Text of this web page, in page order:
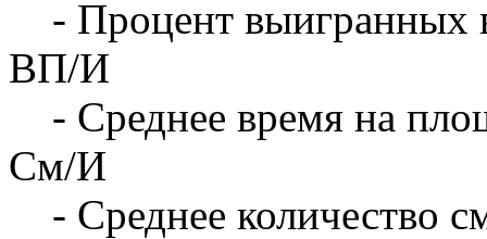
- Процент выигранных
ВП/И
- Среднее время на
См/И
- Среднее количество